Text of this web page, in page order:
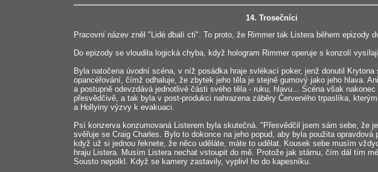
14. Trosečníci
Pracovní název zněl "Lidé dbalí cti". To proto, že Rimmer tak Listera během epizody
Do epizody se vloudila logická chyba, když hologram Rimmer operuje s konzolí
Byla natočena úvodní scéna, v níž posádka hraje svlékací poker, jenž donutil Krytona
opancéřování, čímž odhaluje, že zbytek jeho těla je stejně gumový jako jeho hlava.
a postupně odevzdává jednotlivé části svého těla - ruku, hlavu... Scéna však nakonec
přesvědčivě, a tak byla v post-produkci nahrazena záběry Červeného trpaslíka,
a Hollyiny výzvy k evakuaci.
Psí konzerva konzumovaná Listerem byla skutečná. "Přesvědčil jsem sám sebe, že
svěřuje se Craig Charles. Bylo to dokonce na jeho popud, aby byla použita
když už si jednou řeknete, že něco uděláte, máte to udělat. Kousek sebe musím
hraju Listera. Musím Listera nechat vstoupit do mě. Protože jak stárnu, čím dál tím
Sousto nepolkl. Když se kamery zastavily, vyplivl ho do kapesníku.